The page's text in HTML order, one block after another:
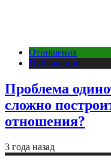
Отношения
Публикации
Проблема
сложно
отношения?
3 года назад